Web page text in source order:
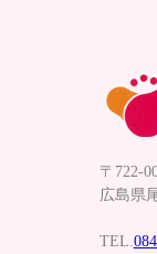
〒722-
広島県
(尾
TEL.